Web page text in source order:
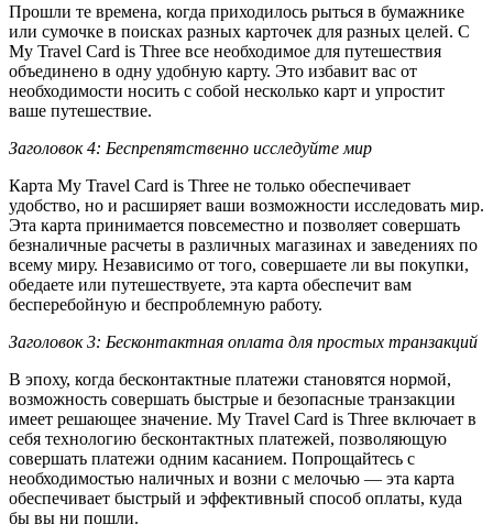
Прошли те времена, когда приходилось рыться в бумажнике
или сумочке в поисках разных карточек для разных целей. С
My Travel Card is Three все необходимое для путешествия
объединено в одну удобную карту. Это избавит вас от
необходимости носить с собой несколько карт и упростит
ваше путешествие.
Заголовок 4: Беспрепятственно исследуйте мир
Карта My Travel Card is Three не только обеспечивает
удобство, но и расширяет ваши возможности исследовать мир.
Эта карта принимается повсеместно и позволяет совершать
безналичные расчеты в различных магазинах и заведениях по
всему миру. Независимо от того, совершаете ли вы покупки,
обедаете или путешествуете, эта карта обеспечит вам
бесперебойную и беспроблемную работу.
Заголовок 3: Бесконтактная оплата для простых транзакций
В эпоху, когда бесконтактные платежи становятся нормой,
возможность совершать быстрые и безопасные транзакции
имеет решающее значение. My Travel Card is Three включает в
себя технологию бесконтактных платежей, позволяющую
совершать платежи одним касанием. Попрощайтесь с
необходимостью наличных и возни с мелочью — эта карта
обеспечивает быстрый и эффективный способ оплаты, куда
бы вы ни пошли.